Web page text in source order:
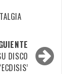
DISCO
‘ECDISIS’